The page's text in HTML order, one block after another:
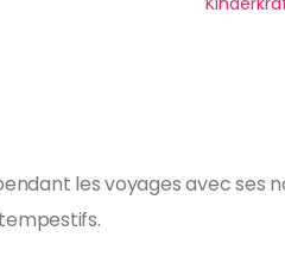
les voyages avec ses